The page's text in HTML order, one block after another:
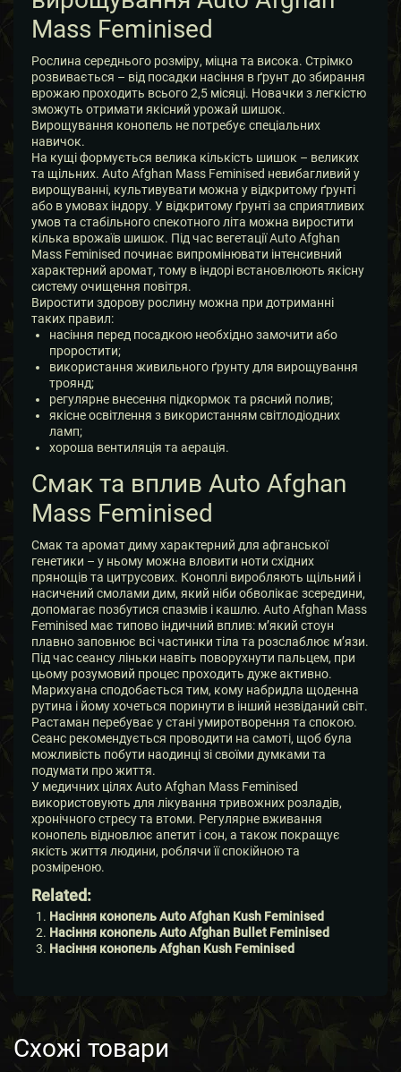
Mass Feminised
Рослина середнього розміру, міцна та висока. Стрімко
розвивається – від посадки насіння в ґрунт до збирання
врожаю проходить всього 2,5 місяці. Новачки з легкістю
зможуть отримати якісний урожай шишок.
Вирощування конопель не потребує спеціальних
навичок.
На кущі формується велика кількість шишок – великих
та щільних. Auto Afghan Mass Feminised невибагливий у
вирощуванні, культивувати можна у відкритому ґрунті
або в умовах індору. У відкритому ґрунті за сприятливих
умов та стабільного спекотного літа можна виростити
кілька врожаїв шишок. Під час вегетації Auto Afghan
Mass Feminised починає випромінювати інтенсивний
характерний аромат, тому в індорі встановлюють якісну
систему очищення повітря.
Виростити здорову рослину можна при дотриманні
таких правил:
насіння перед посадкою необхідно замочити або
проростити;
використання живильного ґрунту для вирощування
троянд;
регулярне внесення підкормок та рясний полив;
якісне освітлення з використанням світлодіодних
ламп;
хороша вентиляція та аерація.
Смак та вплив Auto Afghan
Mass Feminised
Смак та аромат диму характерний для афганської
генетики – у ньому можна вловити ноти східних
прянощів та цитрусових. Коноплі виробляють щільний і
насичений смолами дим, який ніби обволікає зсередини,
допомагає позбутися спазмів і кашлю. Auto Afghan Mass
Feminised має типово індичний вплив: м’який стоун
плавно заповнює всі частинки тіла та розслаблює м’язи.
Під час сеансу ліньки навіть поворухнути пальцем, при
цьому розумовий процес проходить дуже активно.
Марихуана сподобається тим, кому набридла щоденна
рутина і йому хочеться поринути в інший незвіданий світ.
Растаман перебуває у стані умиротворення та спокою.
Сеанс рекомендується проводити на самоті, щоб була
можливість побути наодинці зі своїми думками та
подумати про життя.
У медичних цілях Auto Afghan Mass Feminised
використовують для лікування тривожних розладів,
хронічного стресу та втоми. Регулярне вживання
конопель відновлює апетит і сон, а також покращує
якість життя людини, роблячи її спокійною та
розміреною.
Related:
Насіння конопель Auto Afghan Kush Feminised
Насіння конопель Auto Afghan Bullet Feminised
Насіння конопель Afghan Kush Feminised
Схожі товари